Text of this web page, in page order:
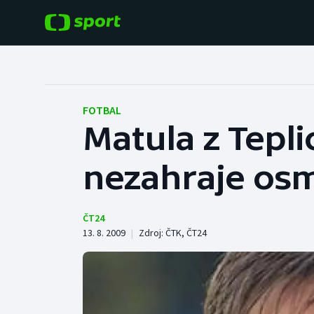
Hokej
Tenis
Cyklistika
Baseball a softbal
Basketbal
Boby a skeleton
Box
FOTBAL
Matula z
nezahraje
ČT24
13. 8. 2009 | Zdroj: ČTK, ČT24